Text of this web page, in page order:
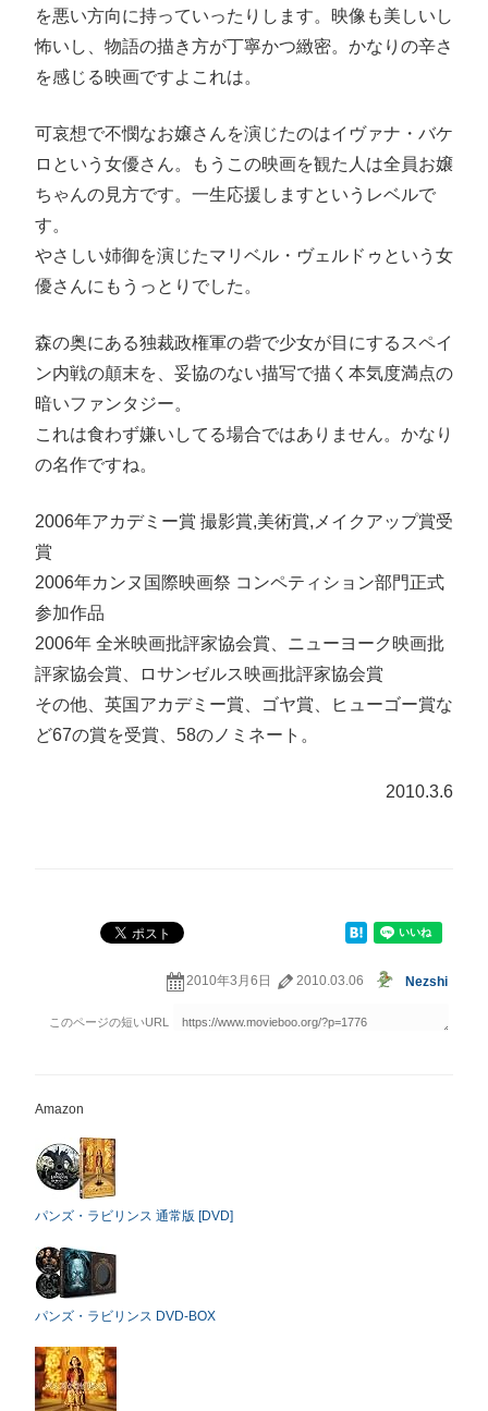
を悪い方向に持っていったりします。映像も美しいし
怖いし、物語の描き方が丁寧かつ緻密。かなりの辛さ
を感じる映画ですよこれは。
可哀想で不憫なお嬢さんを演じたのはイヴァナ・バケ
ロという女優さん。もうこの映画を観た人は全員お嬢
ちゃんの見方です。一生応援しますというレベルで
す。
やさしい姉御を演じたマリベル・ヴェルドゥという女
優さんにもうっとりでした。
森の奥にある独裁政権軍の砦で少女が目にするスペイ
ン内戦の顛末を、妥協のない描写で描く本気度満点の
暗いファンタジー。
これは食わず嫌いしてる場合ではありません。かなり
の名作ですね。
2006年アカデミー賞 撮影賞,美術賞,メイクアップ賞受
賞
2006年カンヌ国際映画祭 コンペティション部門正式
参加作品
2006年 全米映画批評家協会賞、ニューヨーク映画批
評家協会賞、ロサンゼルス映画批評家協会賞
その他、英国アカデミー賞、ゴヤ賞、ヒューゴー賞な
ど67の賞を受賞、58のノミネート。
2010.3.6
2010年3月6日 2010.03.06 Nezshi
Amazon
パンズ・ラビリンス 通常版 [DVD]
パンズ・ラビリンス DVD-BOX